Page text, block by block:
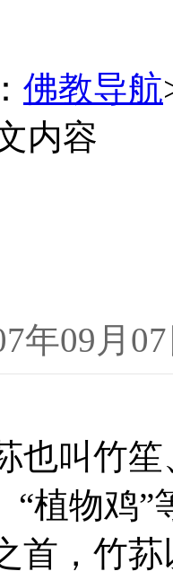
佛教导航
内容
年09月
叫竹笙
“植物鸡
首，竹